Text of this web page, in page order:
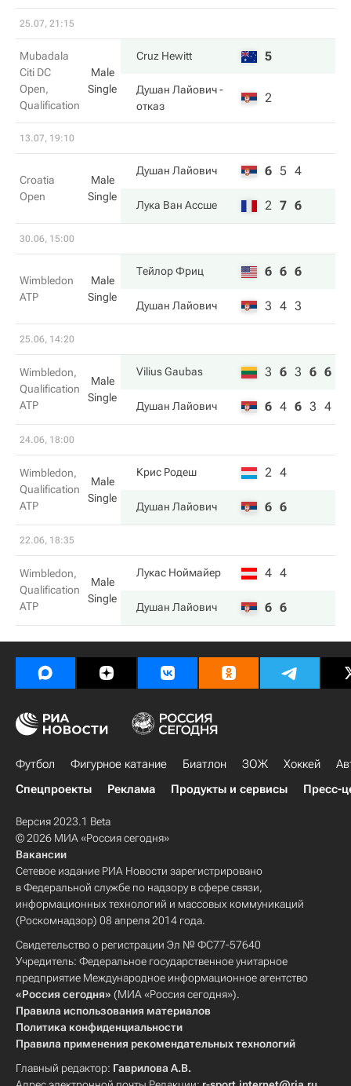
25.07, 21:15
Mubadala
Citi DC
Open,
Qualification
Male
Single
Cruz Hewitt 5
Душан Лайович-
отказ
2
13.07, 19:10
Croatia
Open
Male
Single
Душан Лайович 6 5 4
Лука Ван Ассше 2 7 6
30.06, 15:00
Wimbledon
ATP
Male
Single
Тейлор Фриц 6 6 6
Душан Лайович 3 4 3
25.06, 14:20
Wimbledon,
Qualification
ATP
Male
Single
Vilius Gaubas 3 6 3 6 6
Душан Лайович 6 4 6 3 4
24.06, 18:00
Wimbledon,
Qualification
ATP
Male
Single
Крис Родеш 2 4
Душан Лайович 6 6
22.06, 18:35
Wimbledon,
Qualification
ATP
Male
Single
Лукас Ноймайер 4 4
Душан Лайович 6 6
Футбол Фигурное катание Биатлон ЗОЖ Хоккей
Спецпроекты
Реклама Продукты и сервисы Пресс-
Версия 2023.1 Beta
© 2026 МИА «Россия сегодня»
Вакансии
Сетевое издание РИА Новости зарегистрировано
в Федеральной службе по надзору в сфере связи,
информационных технологий и массовых коммуникаций
(Роскомнадзор) 08 апреля 2014 года.
Свидетельство о регистрации Эл № ФС77-57640
Учредитель: Федеральное государственное унитарное
предприятие Международное информационное агентство
«Россия сегодня» (МИА «Россия сегодня»).
Правила использования материалов
Политика конфиденциальности
Правила применения рекомендательных технологий
Главный редактор: Гаврилова А.В.